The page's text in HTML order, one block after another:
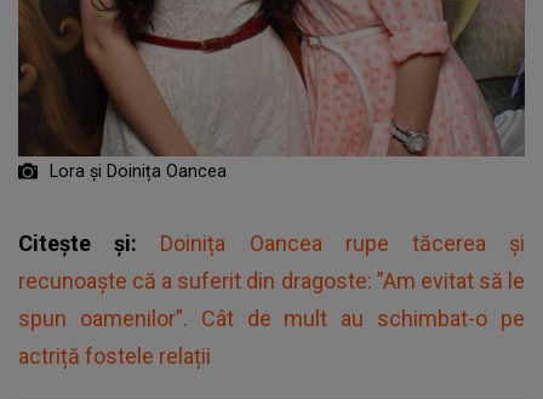
Lora și Doinița Oancea
Citește și: Doinița Oancea rupe tăcerea și
recunoaște că a suferit din dragoste: ”Am evitat să le
spun oamenilor”. Cât de mult au schimbat-o pe
actriță fostele relații